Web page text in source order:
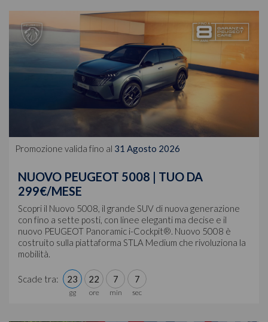
Promozione valida fino al 31 Agosto 2026
NUOVO PEUGEOT 5008 | TUO DA
299€/MESE
Scopri il Nuovo 5008, il grande SUV di nuova generazione
con fino a sette posti, con linee eleganti ma decise e il
nuovo PEUGEOT Panoramic i-Cockpit®. Nuovo 5008 è
costruito sulla piattaforma STLA Medium che rivoluziona la
mobilità.
Scade tra: 23 22 7 4